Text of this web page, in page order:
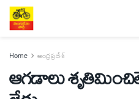
Home ఆంధ్రప్రదేశ్
ఆగడాలు శృతిమించితే